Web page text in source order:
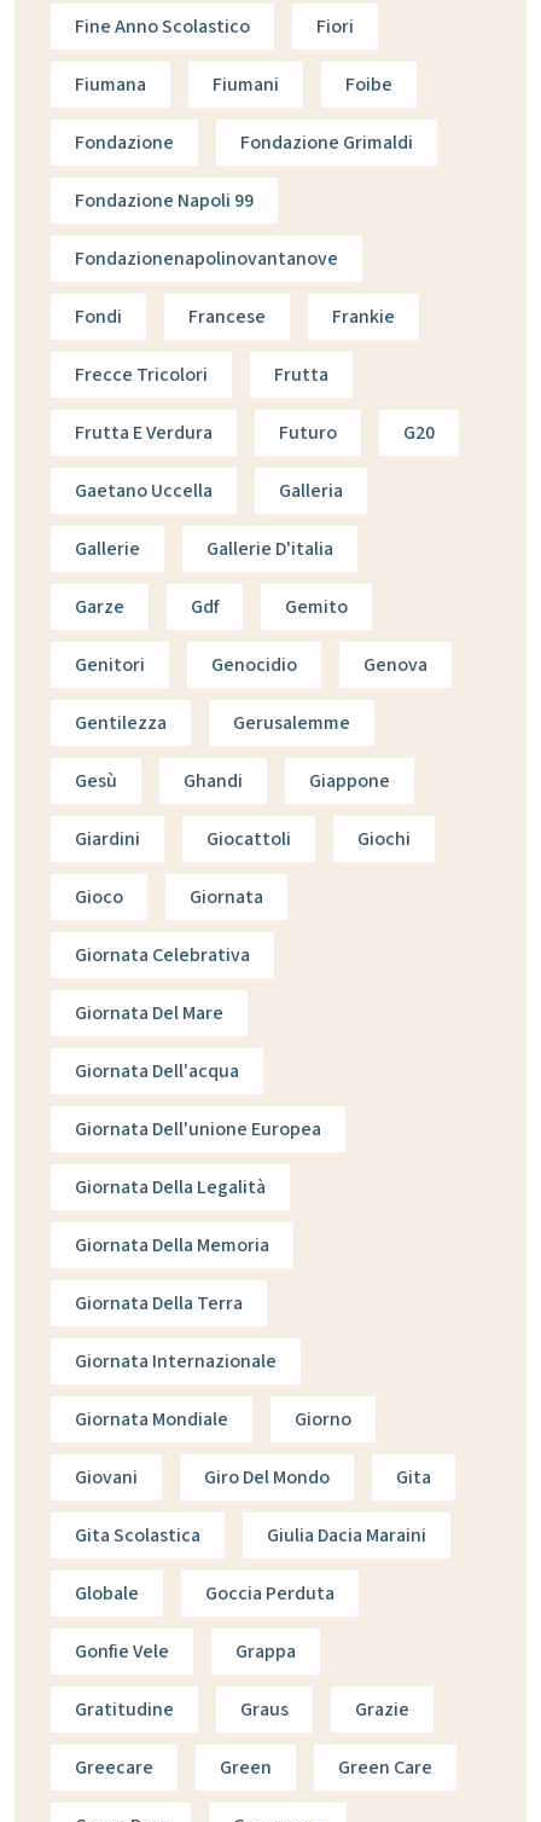
Fine Anno Scolastico Fiori
Fiumana Fiumani Foibe
Fondazione Fondazione Grimaldi
Fondazione Napoli 99
Fondazionenapolinovantanove
Fondi Francese Frankie
Frecce Tricolori Frutta
Frutta E Verdura Futuro G20
Gaetano Uccella Galleria
Gallerie Gallerie D'italia
Garze Gdf Gemito
Genitori Genocidio Genova
Gentilezza Gerusalemme
Gesù Ghandi Giappone
Giardini Giocattoli Giochi
Gioco Giornata
Giornata Celebrativa
Giornata Del Mare
Giornata Dell'acqua
Giornata Dell'unione Europea
Giornata Della Legalità
Giornata Della Memoria
Giornata Della Terra
Giornata Internazionale
Giornata Mondiale Giorno
Giovani Giro Del Mondo Gita
Gita Scolastica Giulia Dacia Maraini
Globale Goccia Perduta
Gonfie Vele Grappa
Gratitudine Graus Grazie
Greecare Green Green Care